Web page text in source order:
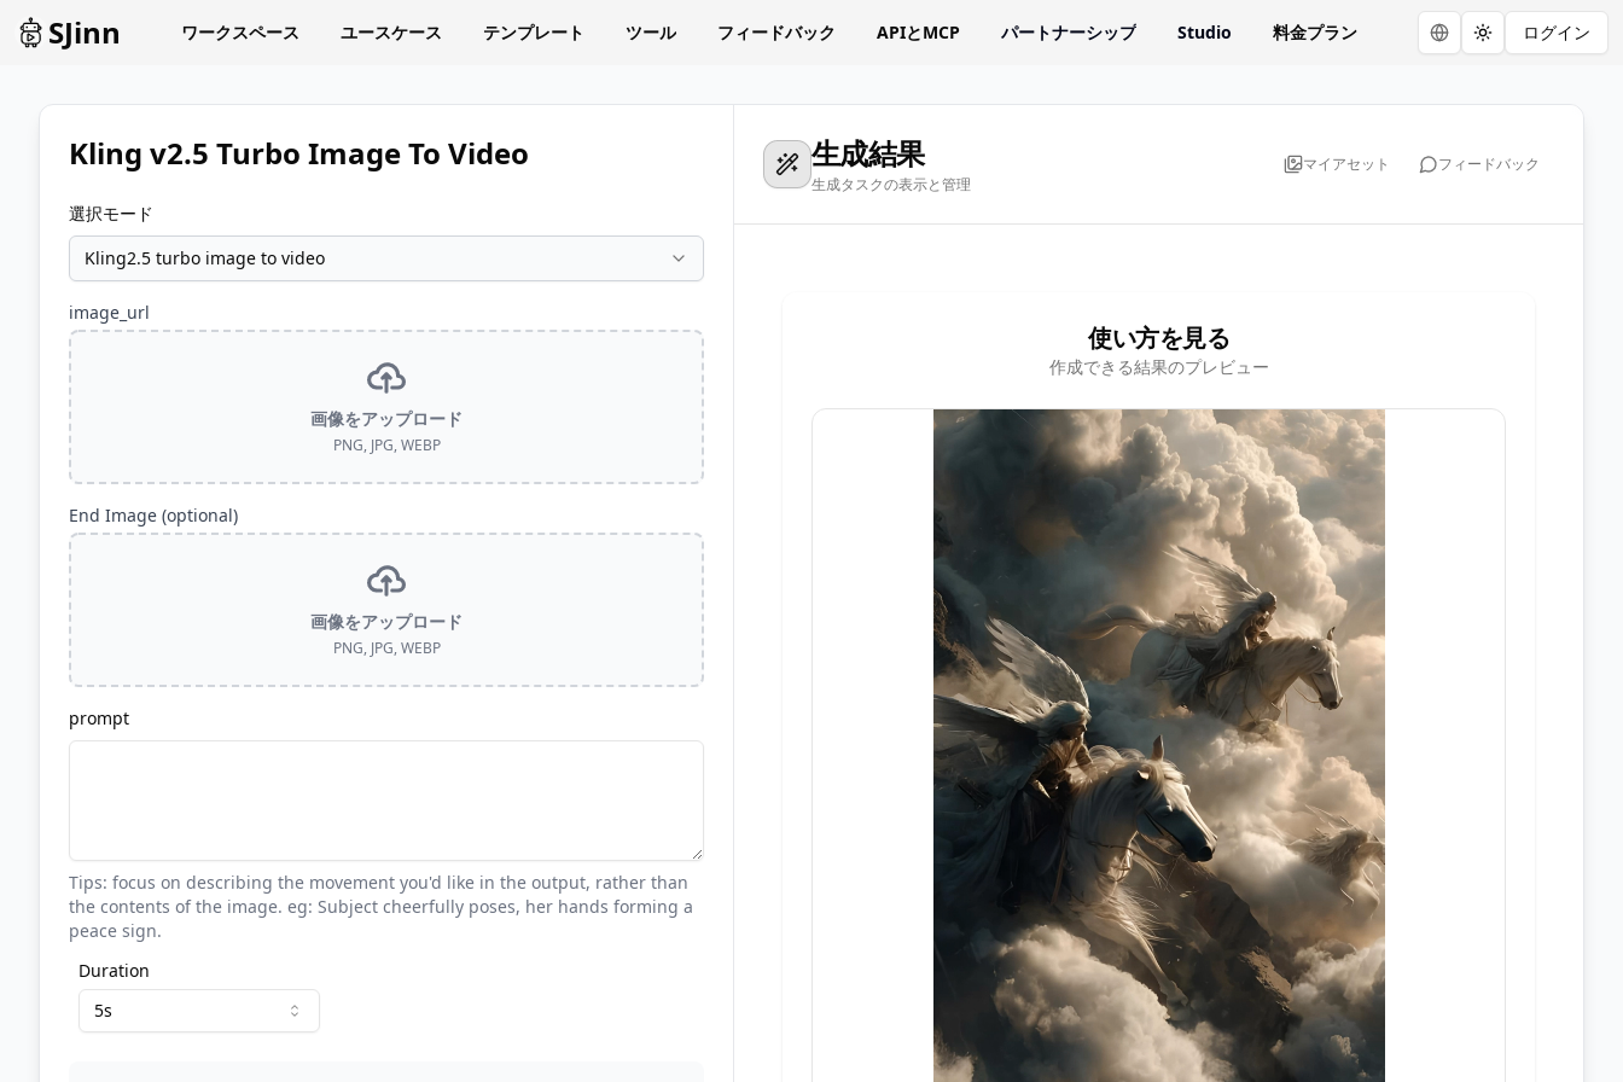
SJinn ワークスペース ユースケース テンプレート ツール フィードバック APIとMCP パートナーシップ Studio 料金プラン Toggle theme
ログイン
Kling v2.5 Turbo Image To Video
選択モード
Kling2.5 turbo image to video
image_url
画像をアップロード
PNG, JPG, WEBP
End Image (optional)
画像をアップロード
PNG, JPG, WEBP
prompt
Tips: focus on describing the movement you'd like in the output, rather than
the contents of the image. eg: Subject cheerfully poses, her hands forming a
peace sign.
Duration
5s
生成結果
生成タスクの表示と管理
マイアセット フィードバック
使い方を見る
作成できる結果のプレビュー